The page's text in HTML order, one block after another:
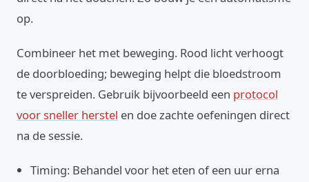
op.
Combineer het met beweging. Rood licht verhoogt
de doorbloeding; beweging helpt die bloedstroom
te verspreiden. Gebruik bijvoorbeeld een protocol
voor sneller herstel en doe zachte oefeningen direct
na de sessie.
Timing: Behandel voor het eten of een uur erna